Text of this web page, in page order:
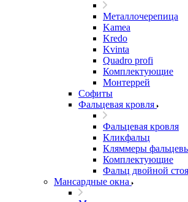
Металлочерепица
Kamea
Kredo
Kvinta
Quadro profi
Комплектующие
Монтеррей
Софиты
Фальцевая кровля
Фальцевая кровля
Кликфальц
Кляммеры
Комплектующие
Фальц двойной
Мансардные окна